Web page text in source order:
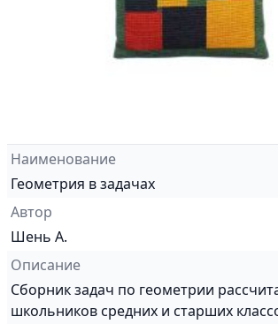
Наименование
Геометрия в задачах
Автор
Шень А.
Описание
Сборник задач по геометрии
школьников средних и старших